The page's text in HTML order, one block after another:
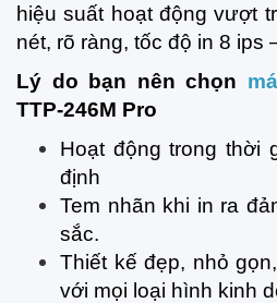
hiệu suất hoạt động vượt
nét, rõ ràng, tốc độ in 8 ips
Lý do bạn nên chọn
TTP-246M Pro
Hoạt động trong thời
định
Tem nhãn khi in ra
sắc.
Thiết kế đẹp, nhỏ
với mọi loại hình kinh